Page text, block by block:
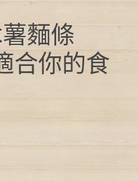
麵條
合你的食